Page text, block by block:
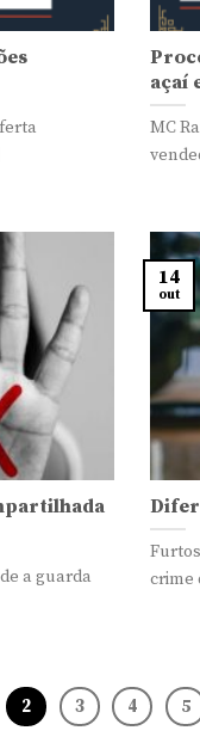
açaí
MC
a guarda
crime
14
out
2 3 4 5